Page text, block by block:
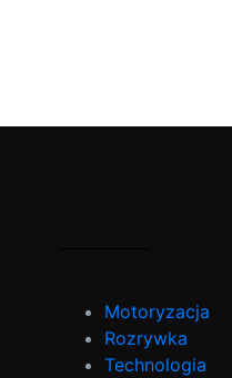
Motoryzacja
Rozrywka
Technologia